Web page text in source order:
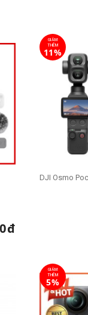
đ
GIẢM
THÊM
11%
DJI Osmo
GIẢM
THÊM
5%